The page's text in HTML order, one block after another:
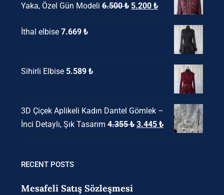
14.235 ₺.
Yaka, Özel Gün Modeli 6.500₺ Orijinal
fiyat:
5.200 ₺Şu
andaki
5.200 ₺.
İthal elbise 7.669 ₺
Sihirli Elbise 5.589 ₺
3D Çiçek Aplikeli Kadın Dantel Gömlek –
İnci Detaylı, Şık Tasarım 4.355₺ Orijinal
fiyat:
3.445 ₺Şu
andaki
RECENT POSTS
Mesafeli Satış Sözleşmesi